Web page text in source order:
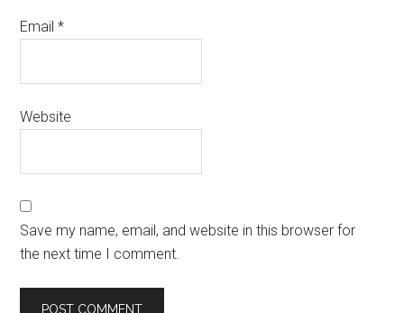
Email*
Website
Save my name, email, and website in this browser for
the next time I comment.